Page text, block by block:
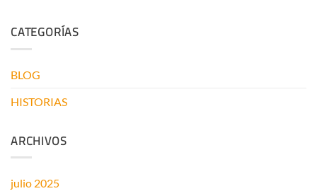
CATEGORÍAS
BLOG
HISTORIAS
ARCHIVOS
julio 2025